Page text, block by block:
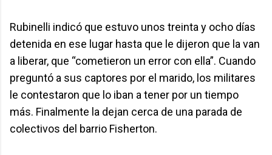
Rubinelli indicó que estuvo unos treinta y ocho días
detenida en ese lugar hasta que le dijeron que la van
a liberar, que “cometieron un error con ella”. Cuando
preguntó a sus captores por el marido, los militares
le contestaron que lo iban a tener por un tiempo
más. Finalmente la dejan cerca de una parada de
colectivos del barrio Fisherton.